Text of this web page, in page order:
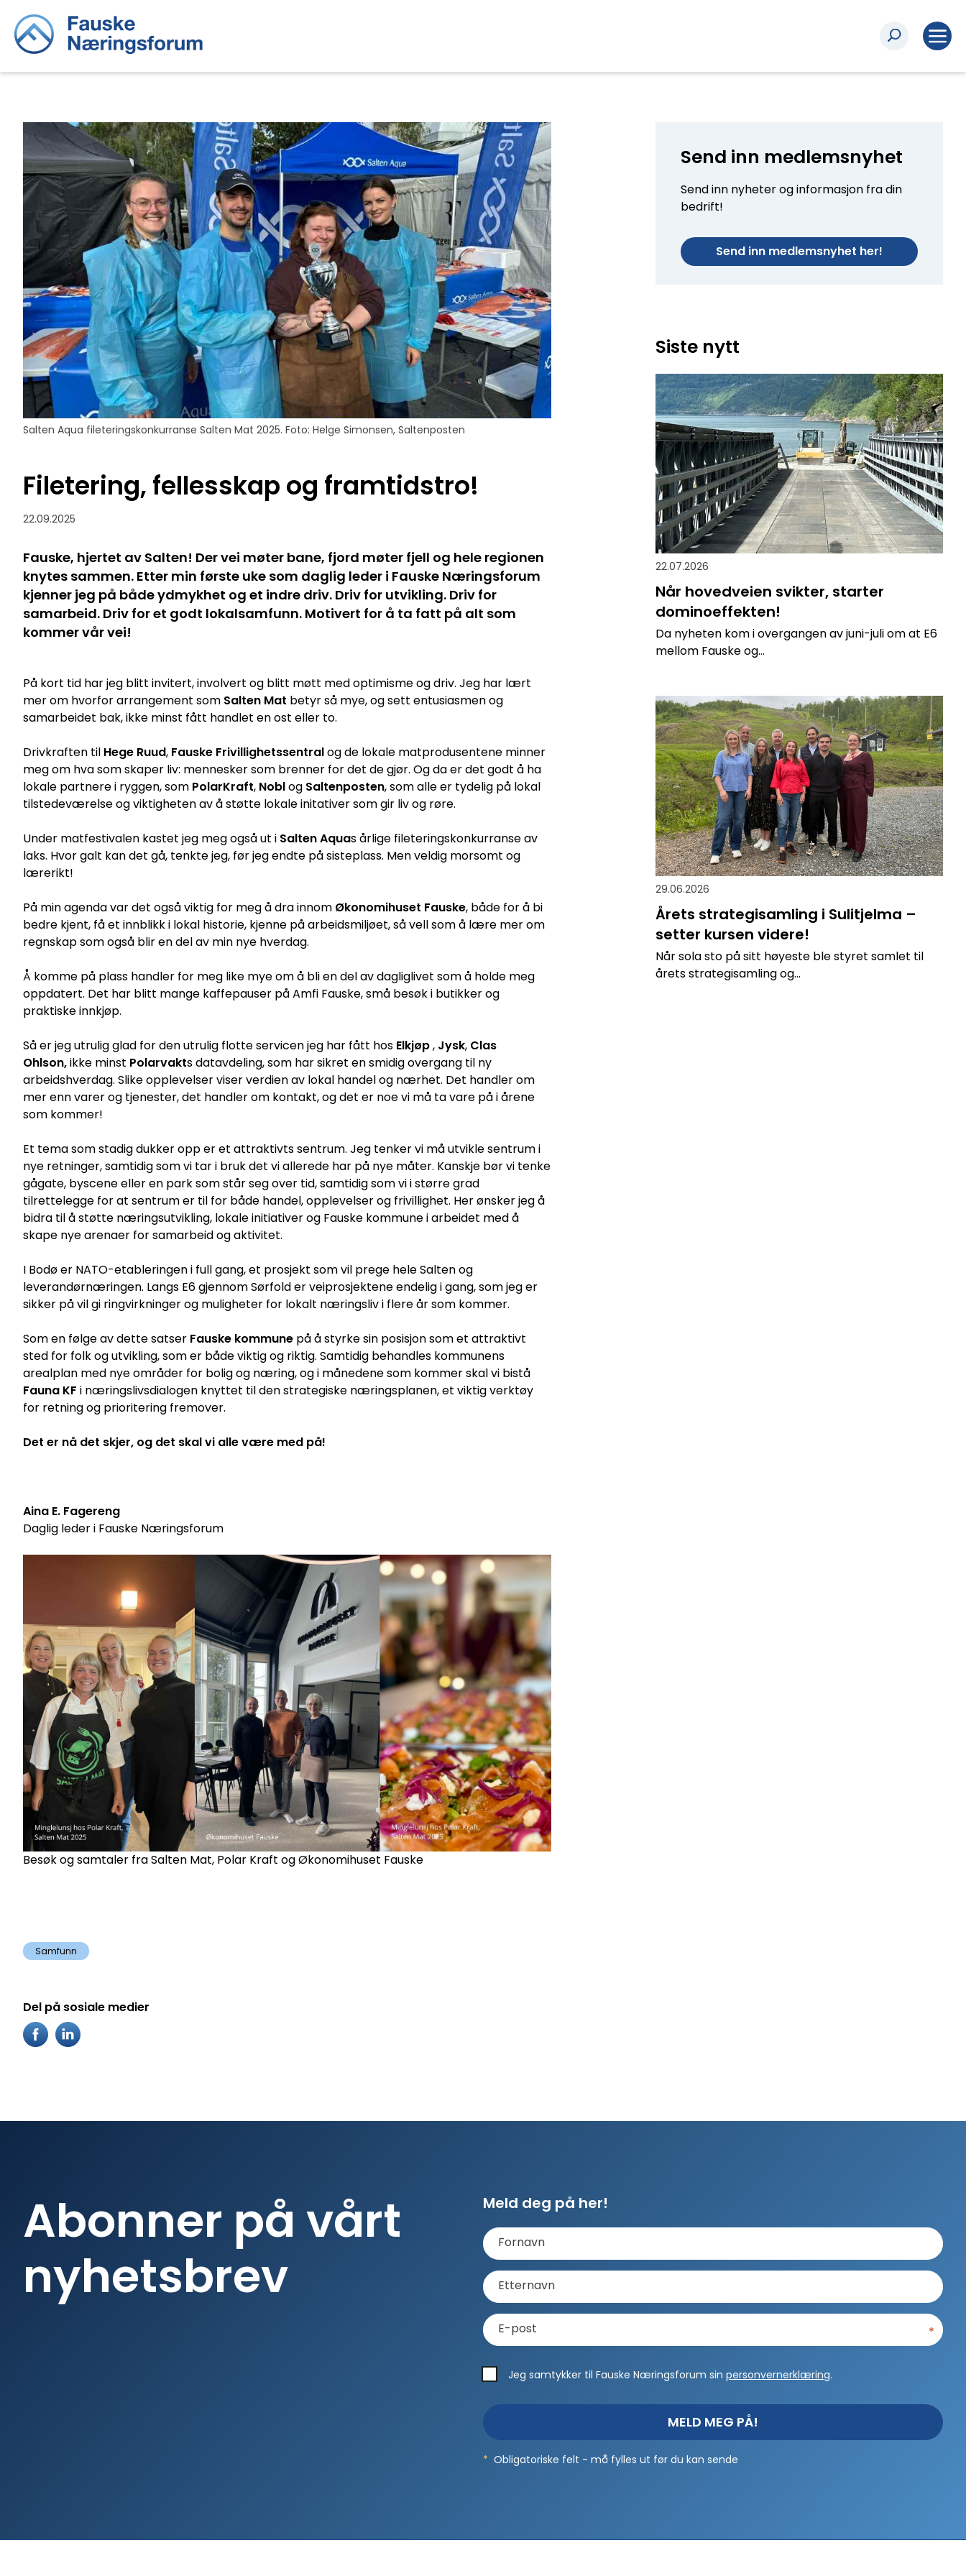
Salten Aqua fileteringskonkurranse Salten Mat 2025. Foto: Helge Simonsen, Saltenposten
Filetering, fellesskap og framtidstro!
22.09.2025
Fauske, hjertet av Salten! Der vei møter bane, fjord møter fjell og hele regionen
knytes sammen. Etter min første uke som daglig leder i Fauske Næringsforum
kjenner jeg på både ydmykhet og et indre driv. Driv for utvikling. Driv for
samarbeid. Driv for et godt lokalsamfunn. Motivert for å ta fatt på alt som
kommer vår vei!
På kort tid har jeg blitt invitert, involvert og blitt møtt med optimisme og driv. Jeg har lært
mer om hvorfor arrangement som Salten Mat betyr så mye, og sett entusiasmen og
samarbeidet bak, ikke minst fått handlet en ost eller to.
Drivkraften til Hege Ruud, Fauske Frivillighetssentralog de lokale matprodusentene minner
meg om hva som skaper liv: mennesker som brenner for det de gjør. Og da er det godt å ha
lokale partnere i ryggen, som PolarKraft, Noblog Saltenposten, som alle er tydelig på lokal
tilstedeværelse og viktigheten av å støtte lokale initativer som gir liv og røre.
Under matfestivalen kastet jeg meg også ut i Salten Aquas årlige fileteringskonkurranse av
laks. Hvor galt kan det gå, tenkte jeg, før jeg endte på sisteplass. Men veldig morsomt og
lærerikt!
På min agenda var det også viktig for meg å dra innom Økonomihuset Fauske, både for å bi
bedre kjent, få et innblikk i lokal historie, kjenne på arbeidsmiljøet, så vell som å lære mer om
regnskap som også blir en del av min nye hverdag.
Å komme på plass handler for meg like mye om å bli en del av dagliglivet som å holde meg
oppdatert. Det har blitt mange kaffepauser på Amfi Fauske, små besøk i butikker og
praktiske innkjøp.
Så er jeg utrulig glad for den utrulig flotte servicen jeg har fått hos Elkjøp, Jysk, Clas
Ohlson,ikke minst Polarvakts datavdeling, som har sikret en smidig overgang til ny
arbeidshverdag. Slike opplevelser viser verdien av lokal handel og nærhet. Det handler om
mer enn varer og tjenester, det handler om kontakt, og det er noe vi må ta vare på i årene
som kommer!
Et tema som stadig dukker opp er et attraktivts sentrum. Jeg tenker vi må utvikle sentrum i
nye retninger, samtidig som vi tar i bruk det vi allerede har på nye måter. Kanskje bør vi tenke
gågate, byscene eller en park som står seg over tid, samtidig som vi i større grad
tilrettelegge for at sentrum er til for både handel, opplevelser og frivillighet. Her ønsker jeg å
bidra til å støtte næringsutvikling, lokale initiativer og Fauske kommune i arbeidet med å
skape nye arenaer for samarbeid og aktivitet.
I Bodø er NATO-etableringen i full gang, et prosjekt som vil prege hele Salten og
leverandørnæringen. Langs E6 gjennom Sørfold er veiprosjektene endelig i gang, som jeg er
sikker på vil gi ringvirkninger og muligheter for lokalt næringsliv i flere år som kommer.
Som en følge av dette satser Fauske kommune på å styrke sin posisjon som et attraktivt
sted for folk og utvikling, som er både viktig og riktig. Samtidig behandles kommunens
arealplan med nye områder for bolig og næring, og i månedene som kommer skal vi bistå
Fauna KF i næringslivsdialogen knyttet til den strategiske næringsplanen, et viktig verktøy
for retning og prioritering fremover.
Det er nå det skjer, og det skal vi alle være med på!
Aina E. Fagereng
Daglig leder i Fauske Næringsforum
Besøk og samtaler fra Salten Mat, Polar Kraft og Økonomihuset Fauske
Samfunn
Del på sosiale medier
Send inn medlemsnyhet
Send inn nyheter og informasjon fra din
bedrift!
Send inn medlemsnyhet her!
Siste nytt
22.07.2026
Når hovedveien svikter, starter
dominoeffekten!
Da nyheten kom i overgangen av juni-juli om at E6
mellom Fauske og...
29.06.2026
Årets strategisamling i Sulitjelma –
setter kursen videre!
Når sola sto på sitt høyeste ble styret samlet til
årets strategisamling og...
Abonner på vårt
nyhetsbrev
Meld deg på her!
Fornavn
Etternavn
E-post *
Jeg samtykker til Fauske Næringsforum sin personvernerklæring.
MELD MEG PÅ!
* Obligatoriske felt - må fylles ut før du kan sende